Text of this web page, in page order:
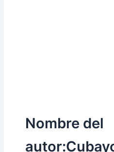
Nombre del